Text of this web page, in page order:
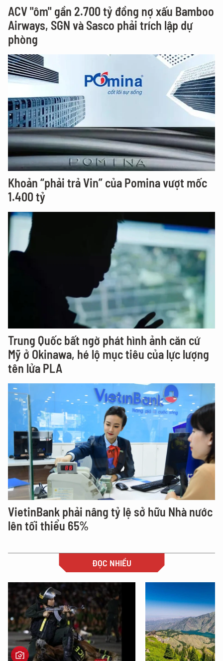
ACV "ôm" gần 2.700 tỷ đồng nợ xấu Bamboo
Airways, SGN và Sasco phải trích lập dự
phòng
Khoản “phải trả Vin” của Pomina vượt mốc
1.400 tỷ
Trung Quốc bất ngờ phát hình ảnh căn cứ
Mỹ ở Okinawa, hé lộ mục tiêu của lực lượng
tên lửa PLA
VietinBank phải nâng tỷ lệ sở hữu Nhà nước
lên tối thiểu 65%
ĐỌC NHIỀU